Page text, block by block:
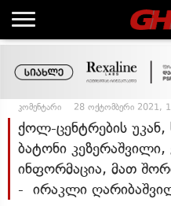
კომენტარი 28 ოქტომბერი 2021,
ქოლ-ცენტრების
ბატონი
ინფორმაცია, მათ
- ირაკლი